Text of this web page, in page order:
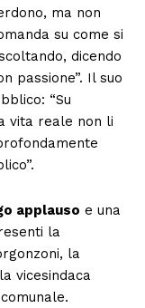
ma non
su come si
dicendo
passione”. Il suo
“Su
vita reale non li
applauso e una
la
la
vicesindaca